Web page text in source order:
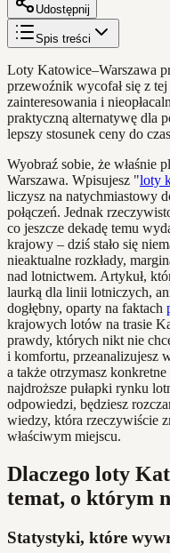
Udostępnij
Spis treści
Loty Katowice–Warszawa
przewoźnik wycofał się z
zainteresowania i
praktyczną alternatywę dla
lepszy stosunek ceny do
Wyobraź sobie, że właśnie
Warszawa. Wpisujesz "loty
liczysz na natychmiastowy
połączeń. Jednak
co jeszcze dekadę temu
krajowy – dziś stało się
nieaktualne rozkłady,
nad lotnictwem. Artykuł,
laurką dla linii lotniczych,
dogłębny, oparty na faktach
krajowych lotów na trasie
prawdy, których nikt nie
i komfortu, przeanalizujesz
a także otrzymasz
najdroższe pułapki rynku
odpowiedzi, będziesz
wiedzy, która rzeczywiście
właściwym miejscu.
Dlaczego loty
temat, o którym
Statystyki, które